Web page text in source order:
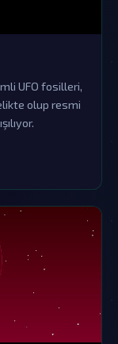
UFO fosilleri,
olup resmi